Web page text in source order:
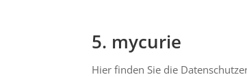
5. mycurie
Hier finden Sie die